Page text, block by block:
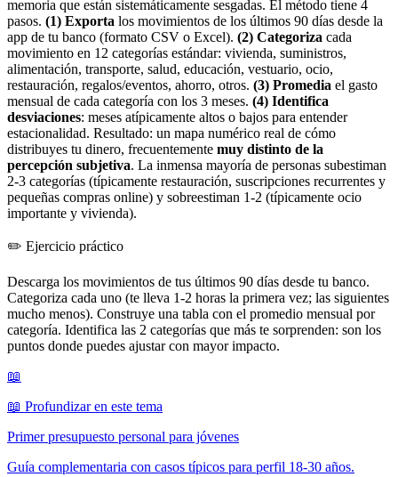
memoria que están sistemáticamente sesgadas. El método tiene 4
pasos. (1) Exporta los movimientos de los últimos 90 días desde la
app de tu banco (formato CSV o Excel). (2) Categoriza cada
movimiento en 12 categorías estándar: vivienda, suministros,
alimentación, transporte, salud, educación, vestuario, ocio,
restauración, regalos/eventos, ahorro, otros. (3) Promedia el gasto
mensual de cada categoría con los 3 meses. (4) Identifica
desviaciones: meses atípicamente altos o bajos para entender
estacionalidad. Resultado: un mapa numérico real de cómo
distribuyes tu dinero, frecuentemente muy distinto de la
percepción subjetiva. La inmensa mayoría de personas subestiman
2-3 categorías (típicamente restauración, suscripciones recurrentes y
pequeñas compras online) y sobreestiman 1-2 (típicamente ocio
importante y vivienda).
✏️ Ejercicio práctico
Descarga los movimientos de tus últimos 90 días desde tu banco.
Categoriza cada uno (te lleva 1-2 horas la primera vez; las siguientes
mucho menos). Construye una tabla con el promedio mensual por
categoría. Identifica las 2 categorías que más te sorprenden: son los
puntos donde puedes ajustar con mayor impacto.
📖
📖 Profundizar en este tema
Primer presupuesto personal para jóvenes
Guía complementaria con casos típicos para perfil 18-30 años.